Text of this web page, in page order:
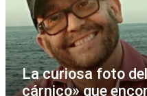
La curiosa foto
cárnico» que